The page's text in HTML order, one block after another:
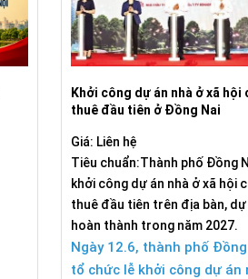
Khởi công dự án nhà ở xã hội
thuê đầu tiên ở Đồng Nai
Giá: Liên hệ
Tiêu chuẩn:Thành phố Đồng
khởi công dự án nhà ở xã hội
thuê đầu tiên trên địa bàn, dự
hoàn thành trong năm 2027.
Ngày 12.6, thành phố
tổ chức lễ khởi công dự án